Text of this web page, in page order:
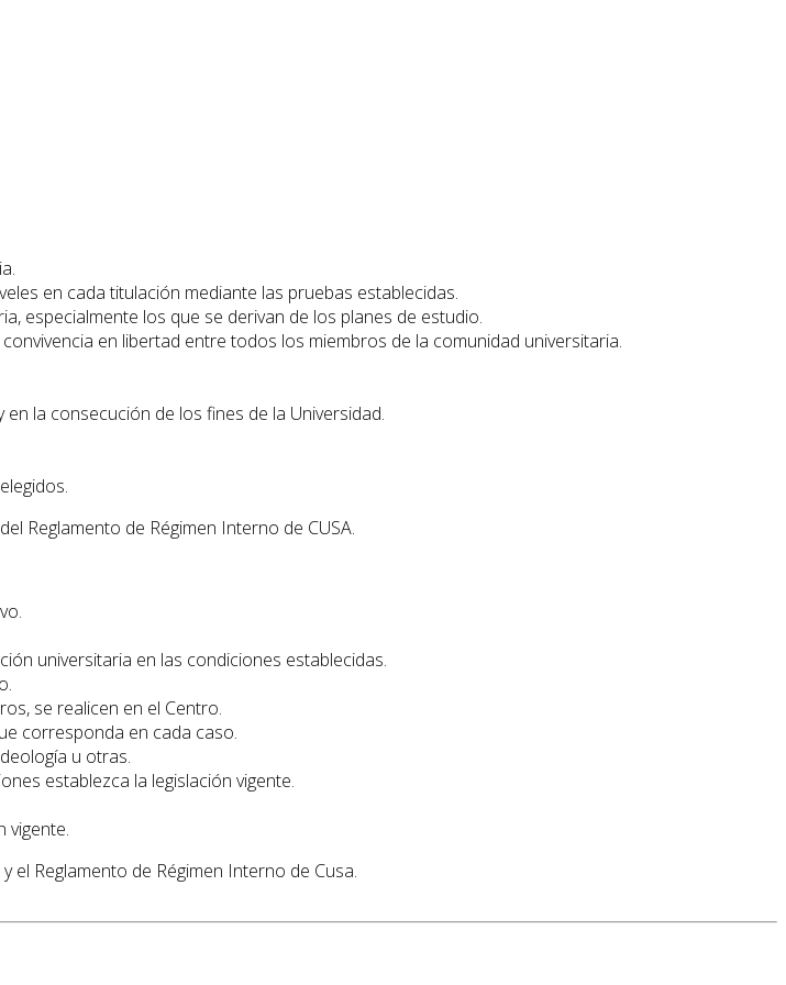
en cada titulación mediante las pruebas establecidas.
especialmente los que se derivan de los planes de estudio.
en libertad entre todos los miembros de la comunidad universitaria.
la consecución de los fines de la Universidad.
Reglamento de Régimen Interno de CUSA.
universitaria en las condiciones establecidas.
se realicen en el Centro.
corresponda en cada caso.
u otras.
establezca la legislación vigente.
vigente.
Reglamento de Régimen Interno de Cusa.